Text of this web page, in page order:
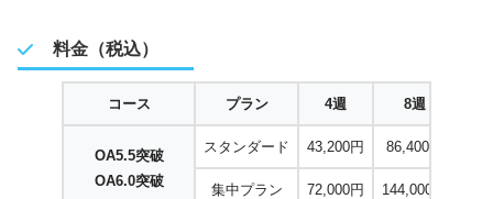
料金（税込）
コース プラン 4週 8週
OA5.5突破
OA6.0突破
スタンダード 43,200円 86,400円
集中プラン 72,000円 144,000円